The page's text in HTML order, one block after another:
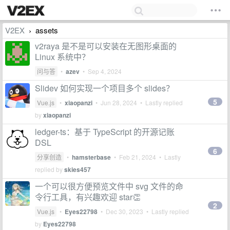
V2EX › assets
v2raya 是不是可以安装在无图形桌面的
Linux 系统中？
问与答 • azev • Sep 4, 2024
Slidev 如何实现一个项目多个 slides？
Vue.js • xiaopanzi • Jun 28, 2024 • Lastly replied
byxiaopanzi
5
ledger-ts：基于 TypeScript 的开源记账
DSL
分享创造 • hamsterbase • Feb 21, 2024 • Lastly
replied byskies457
6
一个可以很方便预览文件中 svg 文件的命
令行工具，有兴趣欢迎 star👏
Vue.js • Eyes22798 • Dec 30, 2023 • Lastly replied
by Eyes22798
2